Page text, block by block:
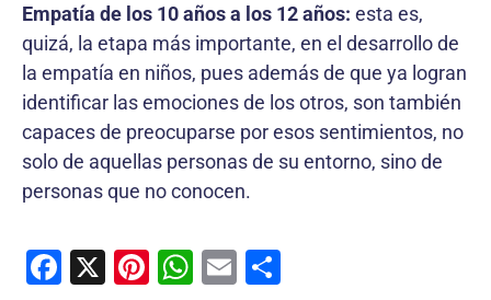
Empatía de los 10 años a los 12 años: esta es,
quizá, la etapa más importante, en el desarrollo de
la empatía en niños, pues además de que ya logran
identificar las emociones de los otros, son también
capaces de preocuparse por esos sentimientos, no
solo de aquellas personas de su entorno, sino de
personas que no conocen.
F
X
Pi W E